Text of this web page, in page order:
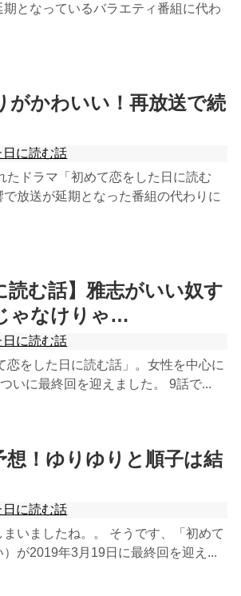
となっているバラエティ番組に代わ
がかわいい！再放送で続
に読む話
たドラマ「初めて恋をした日に読む
放送が延期となった番組の代わりに
読む話】雅志がいい奴す
ゃなけりゃ…
に読む話
をした日に読む話」。女性を中心に
いに最終回を迎えました。 9話で...
想！ゆりゆりと順子は結
に読む話
いましたね。。 そうです、「初めて
が2019年3月19日に最終回を迎え...